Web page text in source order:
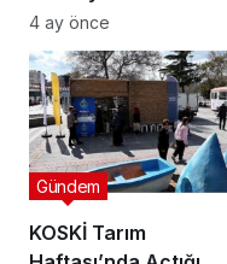
Muhtarlara Toplumsal
Cinsiyet Eşitliği
Semineri
4 ay önce
KOSKİ Tarım
Gündem